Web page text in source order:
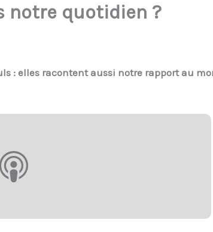
notre quotidien ?
: elles racontent aussi notre rapport au